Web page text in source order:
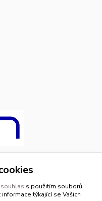
souhlas s použitím souborů
týkající se Vašich